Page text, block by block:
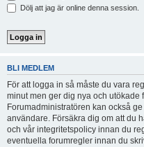
Dölj att jag är online denna session.
BLI MEDLEM
För att logga in så måste du vara
minut men ger dig nya och utökade
Forumadministratören kan också
användare. Försäkra dig om att du
och vår integritetspolicy innan du
eventuella forumregler innan du